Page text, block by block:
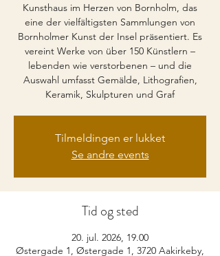
Kunsthaus im Herzen von Bornholm, das
eine der vielfältigsten Sammlungen von
Bornholmer Kunst der Insel präsentiert. Es
vereint Werke von über 150 Künstlern –
lebenden wie verstorbenen – und die
Auswahl umfasst Gemälde, Lithografien,
Keramik, Skulpturen und Graf
Tilmeldingen er lukket
Se andre events
Tid og sted
20. jul. 2026, 19.00
Østergade 1, Østergade 1, 3720 Aakirkeby,